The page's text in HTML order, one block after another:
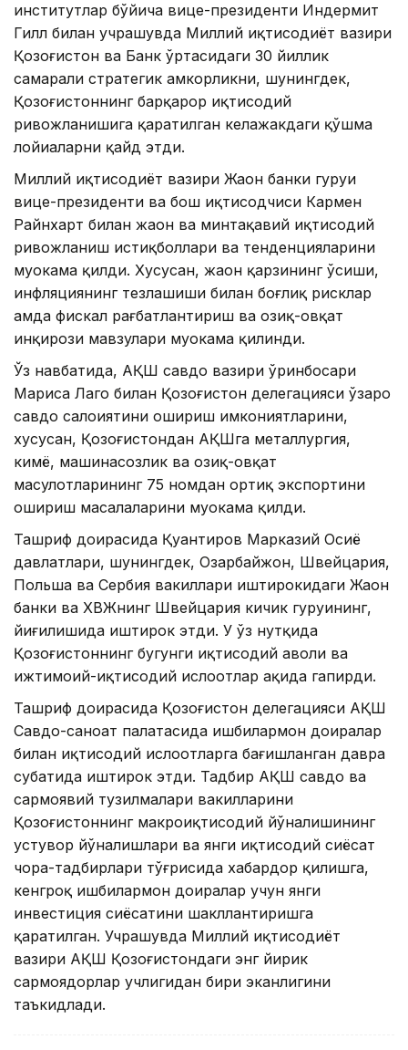
институтлар бўйича вице-президенти Индермит
Гилл билан учрашувда Миллий иқтисодиёт вазири
Қозоғистон ва Банк ўртасидаги 30 йиллик
самарали стратегик ҳамкорликни, шунингдек,
Қозоғистоннинг барқарор иқтисодий
ривожланишига қаратилган келажакдаги қўшма
лойиҳаларни қайд этди.
Миллий иқтисодиёт вазири Жаҳон банки гуруҳи
вице-президенти ва бош иқтисодчиси Кармен
Райнхарт билан жаҳон ва минтақавий иқтисодий
ривожланиш истиқболлари ва тенденцияларини
муҳокама қилди. Хусусан, жаҳон қарзининг ўсиши,
инфляциянинг тезлашиши билан боғлиқ рисклар
ҳамда фискал рағбатлантириш ва озиқ-овқат
инқирози мавзулари муҳокама қилинди.
Ўз навбатида, АҚШ савдо вазири ўринбосари
Мариса Лаго билан Қозоғистон делегацияси ўзаро
савдо салоҳиятини ошириш имкониятларини,
хусусан, Қозоғистондан АҚШга металлургия,
кимё, машинасозлик ва озиқ-овқат
маҳсулотларининг 75 номдан ортиқ экспортини
ошириш масалаларини муҳокама қилди.
Ташриф доирасида Қуантиров Марказий Осиё
давлатлари, шунингдек, Озарбайжон, Швейцария,
Польша ва Сербия вакиллари иштирокидаги Жаҳон
банки ва ХВЖнинг Швейцария кичик гуруҳининг,
йиғилишида иштирок этди. У ўз нутқида
Қозоғистоннинг бугунги иқтисодий аҳволи ва
ижтимоий-иқтисодий ислоҳотлар ҳақида гапирди.
Ташриф доирасида Қозоғистон делегацияси АҚШ
Савдо-саноат палатасида ишбилармон доиралар
билан иқтисодий ислоҳотларга бағишланган давра
суҳбатида иштирок этди. Тадбир АҚШ савдо ва
сармоявий тузилмалари вакилларини
Қозоғистоннинг макроиқтисодий йўналишининг
устувор йўналишлари ва янги иқтисодий сиёсат
чора-тадбирлари тўғрисида хабардор қилишга,
кенгроқ ишбилармон доиралар учун янги
инвестиция сиёсатини шакллантиришга
қаратилган. Учрашувда Миллий иқтисодиёт
вазири АҚШ Қозоғистондаги энг йирик
сармоядорлар учлигидан бири эканлигини
таъкидлади.